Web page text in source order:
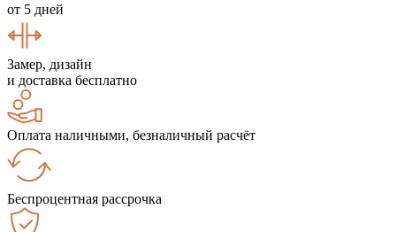
от 5 дней
Замер, дизайн
и доставка бесплатно
Оплата наличными, безналичный расчёт
Беспроцентная рассрочка